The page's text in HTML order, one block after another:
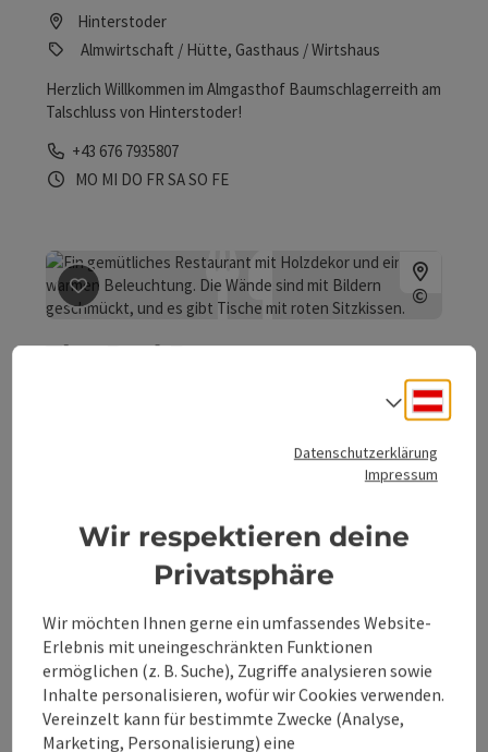
Hinterstoder
Almwirtschaft / Hütte, Gasthaus / Wirtshaus
Herzlich Willkommen im Almgasthof Baumschlagerreith am
Talschluss von Hinterstoder!
Telefon
+43 676 7935807
Öffnungszeiten
MO Montag geöffnet
MI Mittwoch geöffnet
DO Donnerstag geöffnet
FR Freitag geöffnet
SASamstag geöffnet
SO Sonntag geöffnet
FEFeiertag geöffnet
©
Beitrag merken: The Red Rooster
The Red Rooster
Musik Bar mit Fokus auf Blues, Jazz, Funk, Americana,
Rock'n'Roll Großes Bierangebot; schöner Gastgarten im
Öffnungszeiten
DIDienstag geöffnet
MIMittwoch geöffnet
DO Donnerstag geöffnet
FRFreitag geöffnet
SASamstag geöffnet
FEFeiertag geöffnet
Beitrag merken: Bonzo´s OG
Bonzo´s OG
Datenschutzerklärung
Impressum
Wir respektieren deine
Privatsphäre
Wir möchten Ihnen gerne ein umfassendes Website-
Erlebnis mit uneingeschränkten Funktionen
ermöglichen (z. B. Suche), Zugriffe analysieren sowie
Inhalte personalisieren, wofür wir Cookies verwenden.
Vereinzelt kann für bestimmte Zwecke (Analyse,
Marketing, Personalisierung) eine